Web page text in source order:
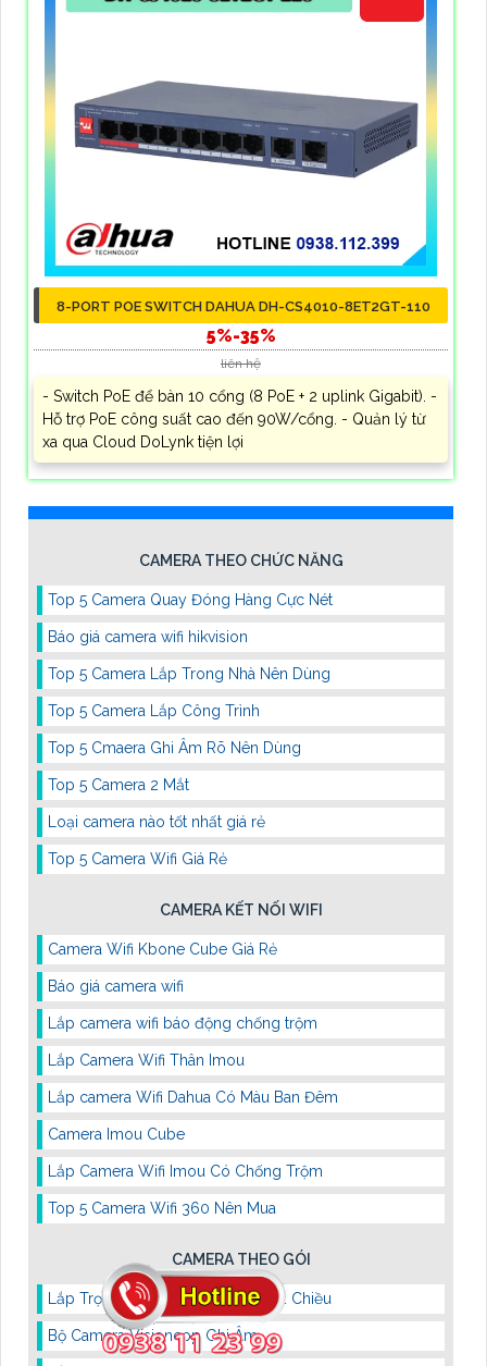
8-PORT POE SWITCH DAHUA DH-CS4010-8ET2GT-110
5%-35%
liên hệ
- Switch PoE để bàn 10 cổng (8 PoE + 2 uplink Gigabit). -
Hỗ trợ PoE công suất cao đến 90W/cổng. - Quản lý từ
xa qua Cloud DoLynk tiện lợi
CAMERA THEO CHỨC NĂNG
Top 5 Camera Quay Đóng Hàng Cực Nét
Báo giá camera wifi hikvision
Top 5 Camera Lắp Trong Nhà Nên Dùng
Top 5 Camera Lắp Công Trình
Top 5 Cmaera Ghi Âm Rõ Nên Dùng
Top 5 Camera 2 Mắt
Loại camera nào tốt nhất giá rẻ
Top 5 Camera Wifi Giá Rẻ
CAMERA KẾT NỐI WIFI
Camera Wifi Kbone Cube Giá Rẻ
Báo giá camera wifi
Lắp camera wifi báo động chống trộm
Lắp Camera Wifi Thân Imou
Lắp camera Wifi Dahua Có Màu Ban Đêm
Camera Imou Cube
Lắp Camera Wifi Imou Có Chống Trộm
Top 5 Camera Wifi 360 Nên Mua
CAMERA THEO GÓI
Lắp Trọn Bộ Camera Đàm Thoại 2 Chiều
Bộ Camera Visioncop Ghi Âm